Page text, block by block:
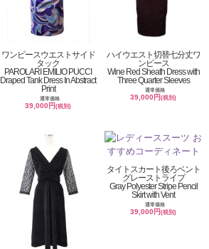
ワンピースウエストサイド
タック
PAROLARI EMILIO PUCCI
Draped Tank Dress In Abstract
Print
通常価格
39,000円(税別)
ハイウエスト切替七分丈ワ
ンピース
Wine Red Sheath Dress with
Three Quarter Sleeves
通常価格
39,000円(税別)
タイトスカート後ろベント
グレーストライプ
Gray Polyester Stripe Pencil
Skirt with Vent
通常価格
39,000円(税別)